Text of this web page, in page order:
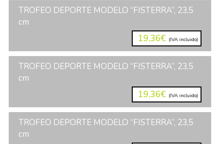
TROFEO DEPORTE MODELO “FISTERRA”, 23,5
cm
19,36€ (IVA incluido)
TROFEO DEPORTE MODELO “FISTERRA”, 23,5
cm
19,36€ (IVA incluido)
TROFEO DEPORTE MODELO “FISTERRA”, 23,5
cm